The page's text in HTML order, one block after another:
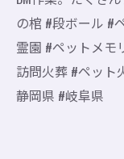
の棺 #段ボール #
霊園 #ペットメモ
訪問火葬 #ペット
静岡県 #岐阜県